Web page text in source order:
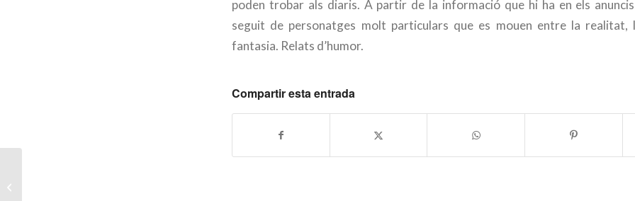
poden trobar als diaris. A partir de la informació que hi ha en els
seguit de personatges molt particulars que es mouen entre la
fantasia. Relats d’humor.
Compartir esta entrada